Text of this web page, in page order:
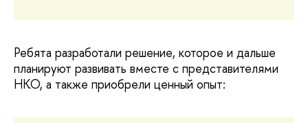
Ребята разработали решение, которое и дальше
планируют развивать вместе с представителями
НКО, а также приобрели ценный опыт: